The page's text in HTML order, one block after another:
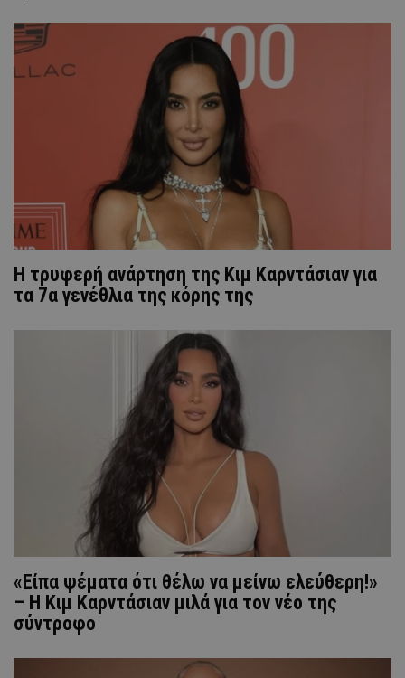
Η τρυφερή ανάρτηση της Κιμ Καρντάσιαν για
τα 7α γενέθλια της κόρης της
«Είπα ψέματα ότι θέλω να μείνω ελεύθερη!»
– Η Κιμ Καρντάσιαν μιλά για τον νέο της
σύντροφο